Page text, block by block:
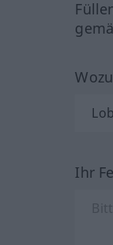
Ihr